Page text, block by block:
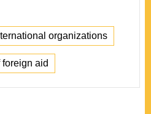
organizations
aid